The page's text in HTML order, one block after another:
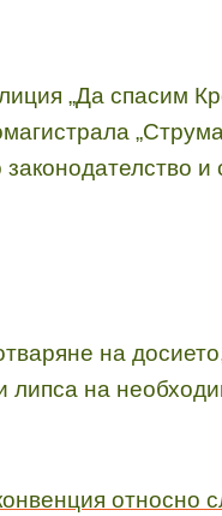
„Да спасим
и
на
липса на
относно